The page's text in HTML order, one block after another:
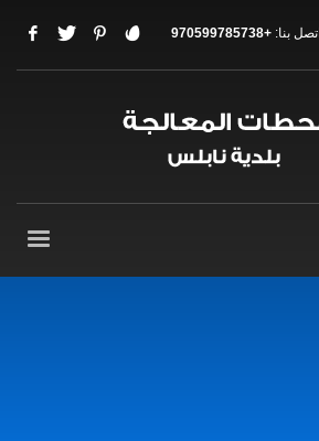
اتصل بنا: +970599785738